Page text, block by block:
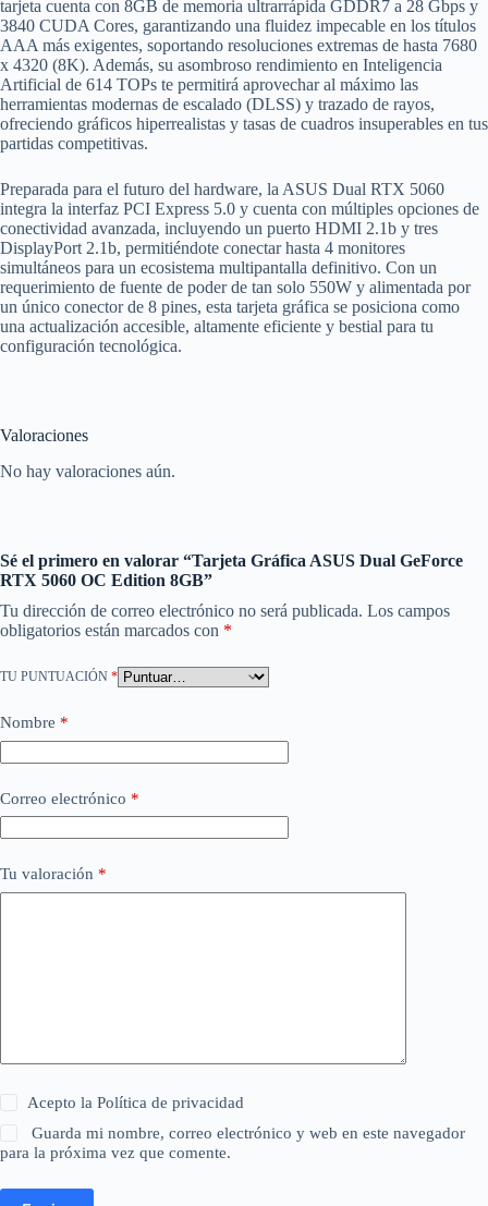
tarjeta cuenta con 8GB de memoria ultrarrápida GDDR7 a 28 Gbps y
3840 CUDA Cores, garantizando una fluidez impecable en los títulos
AAA más exigentes, soportando resoluciones extremas de hasta 7680
x 4320 (8K). Además, su asombroso rendimiento en Inteligencia
Artificial de 614 TOPs te permitirá aprovechar al máximo las
herramientas modernas de escalado (DLSS) y trazado de rayos,
ofreciendo gráficos hiperrealistas y tasas de cuadros insuperables en tus
partidas competitivas.
Preparada para el futuro del hardware, la ASUS Dual RTX 5060
integra la interfaz PCI Express 5.0 y cuenta con múltiples opciones de
conectividad avanzada, incluyendo un puerto HDMI 2.1b y tres
DisplayPort 2.1b, permitiéndote conectar hasta 4 monitores
simultáneos para un ecosistema multipantalla definitivo. Con un
requerimiento de fuente de poder de tan solo 550W y alimentada por
un único conector de 8 pines, esta tarjeta gráfica se posiciona como
una actualización accesible, altamente eficiente y bestial para tu
configuración tecnológica.
Valoraciones
No hay valoraciones aún.
Sé el primero en valorar “Tarjeta Gráfica ASUS Dual GeForce
RTX 5060 OC Edition 8GB”
Tu dirección de correo electrónico no será publicada. Los campos
obligatorios están marcados con *
TU PUNTUACIÓN *
Nombre *
Correo electrónico *
Tu valoración *
Acepto laPolítica de privacidad
Guarda mi nombre, correo electrónico y web en este navegador
para la próxima vez que comente.